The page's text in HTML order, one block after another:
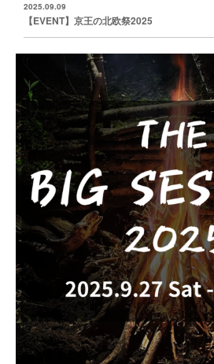
2025.09.09
【EVENT】京王の北欧祭2025